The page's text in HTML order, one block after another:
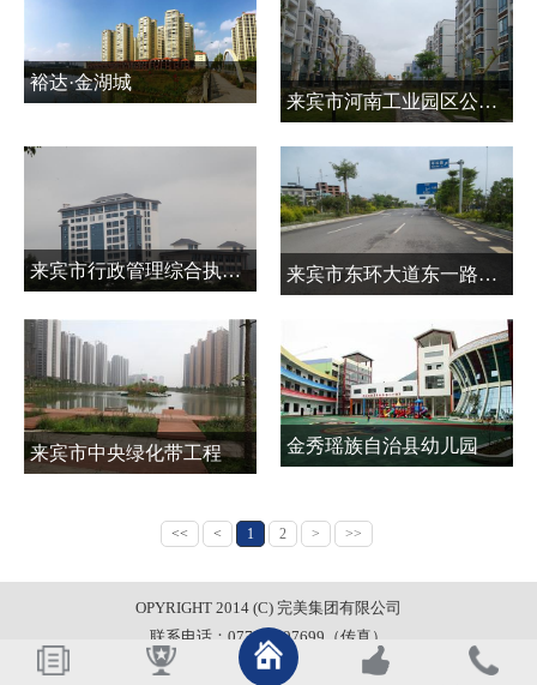
裕达·金湖城
来宾市河南工业园区公共租赁住房
来宾市行政管理综合执法指挥中心项目 来宾市东环大道东一路工程
来宾市中央绿化带工程 金秀瑶族自治县幼儿园
<< < 1 2 > >>
OPYRIGHT 2014 (C) 完美集团有限公司
联系电话：0772-6697699（传真）